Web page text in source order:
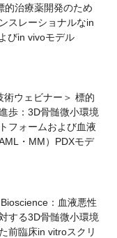
的治療薬開発のため
スレーショナルなin
びin vivoモデル
術ウェビナー＞ 標的
歩：3D骨髄微小環境
フォームおよび血液
・MM）PDXモデ
：血液悪性
する3D骨髄微小環境
前臨床in vitroスクリ